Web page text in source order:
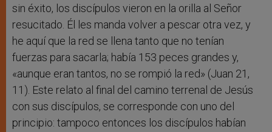
sin éxito, los discípulos vieron en la orilla al Señor
resucitado. Él les manda volver a pescar otra vez, y
he aquí que la red se llena tanto que no tenían
fuerzas para sacarla; había 153 peces grandes y,
«aunque eran tantos, no se rompió la red» (Juan 21,
11). Este relato al final del camino terrenal de Jesús
con sus discípulos, se corresponde con uno del
principio: tampoco entonces los discípulos habían